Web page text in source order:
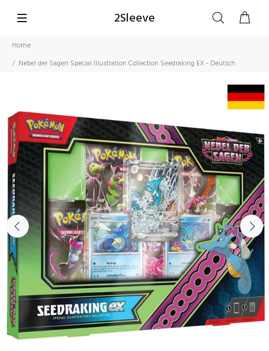
2Sleeve
Home
Nebel der Sagen Special Illustration Collection Seedraking EX - Deutsch